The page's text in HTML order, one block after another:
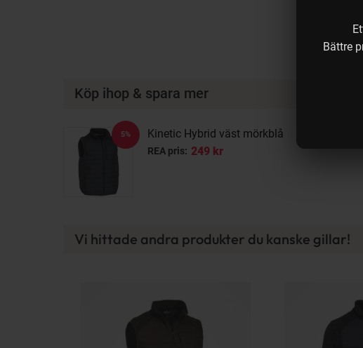
Bättre
Köp ihop & spara mer
5% Kinetic Hybrid väst mörkblå
REA pris: 249 kr
Vi hittade andra produkter du kanske gillar!